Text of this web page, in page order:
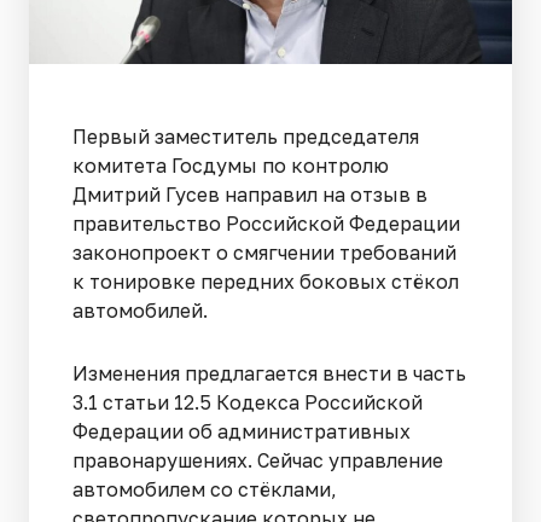
Первый заместитель председателя
комитета Госдумы по контролю
Дмитрий Гусев направил на отзыв в
правительство Российской Федерации
законопроект о смягчении требований
к тонировке передних боковых стёкол
автомобилей.
Изменения предлагается внести в часть
3.1 статьи 12.5 Кодекса Российской
Федерации об административных
правонарушениях. Сейчас управление
автомобилем со стёклами,